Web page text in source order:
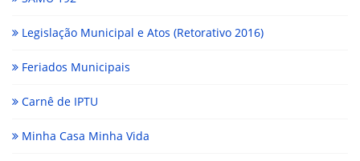
Legislação Municipal e Atos (Retorativo 2016)
Feriados Municipais
Carnê de IPTU
Minha Casa Minha Vida